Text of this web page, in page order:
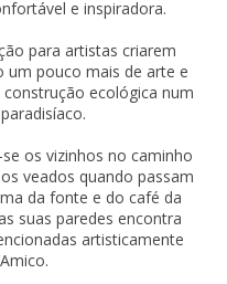
e inspiradora.
para artistas criarem
um pouco mais de arte e
ecológica num
os vizinhos no caminho
veados quando passam
da fonte e do café da
suas paredes encontra
artisticamente